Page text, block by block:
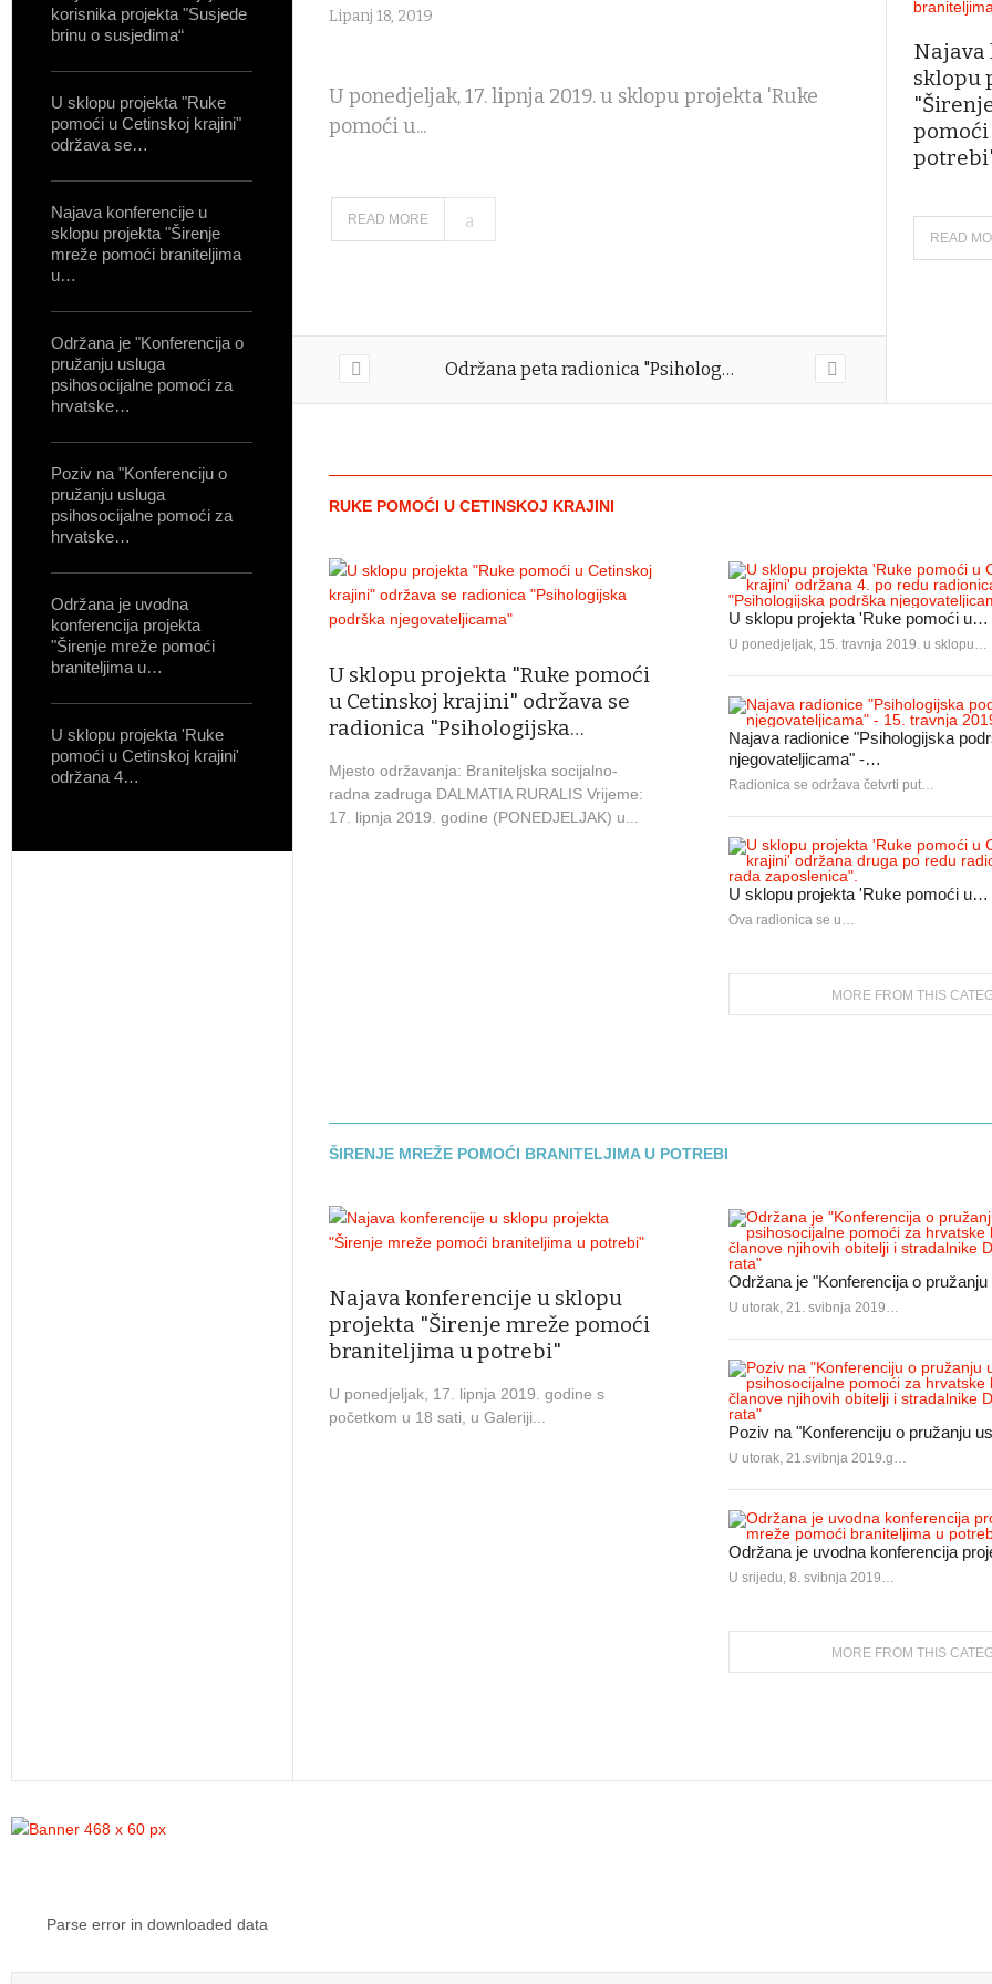
Održana peta radionica "Psiholog…
Lipanj 18, 2019
U ponedjeljak, 17. lipnja 2019. u sklopu projekta 'Ruke
pomoći u...
READ MORE
Najava
sklopu
READ
RUKE POMOĆI U CETINSKOJ KRAJINI
U sklopu projekta "Ruke pomoći
u Cetinskoj krajini" održava se
radionica "Psihologijska…
Mjesto održavanja: Braniteljska socijalno-
radna zadruga DALMATIA RURALIS Vrijeme:
17. lipnja 2019. godine (PONEDJELJAK) u...
U sklopu projekta 'Ruke pomoći u…
U ponedjeljak, 15. travnja 2019. u sklopu…
Najava radionice "Psihologijska
njegovateljicama" -…
Radionica se održava četvrti put…
U sklopu projekta 'Ruke pomoći u…
Ova radionica se u…
MORE FROM THIS
ŠIRENJE MREŽE POMOĆI BRANITELJIMA U POTREBI
Najava konferencije u sklopu
projekta "Širenje mreže pomoći
braniteljima u potrebi"
U ponedjeljak, 17. lipnja 2019. godine s
početkom u 18 sati, u Galeriji...
Održana je "Konferencija o
U utorak, 21. svibnja 2019…
Poziv na "Konferenciju o pružanju
U utorak, 21.svibnja 2019.g…
Održana je uvodna konferencija
U srijedu, 8. svibnja 2019…
MORE FROM THIS
korisnika projekta "Susjede
brinu o susjedima“
U sklopu projekta "Ruke
pomoći u Cetinskoj krajini"
održava se…
Najava konferencije u
sklopu projekta "Širenje
mreže pomoći braniteljima
u…
Održana je "Konferencija o
pružanju usluga
psihosocijalne pomoći za
hrvatske…
Poziv na "Konferenciju o
pružanju usluga
psihosocijalne pomoći za
hrvatske…
Održana je uvodna
konferencija projekta
"Širenje mreže pomoći
braniteljima u…
U sklopu projekta 'Ruke
pomoći u Cetinskoj krajini'
održana 4…
Parse error in downloaded data